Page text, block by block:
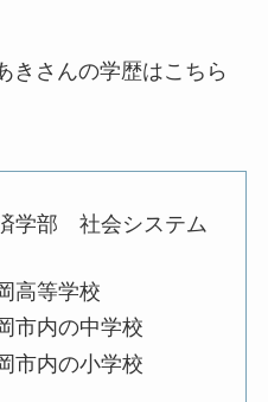
きさんの学歴はこちら
学部 社会システム
高等学校
市内の中学校
市内の小学校